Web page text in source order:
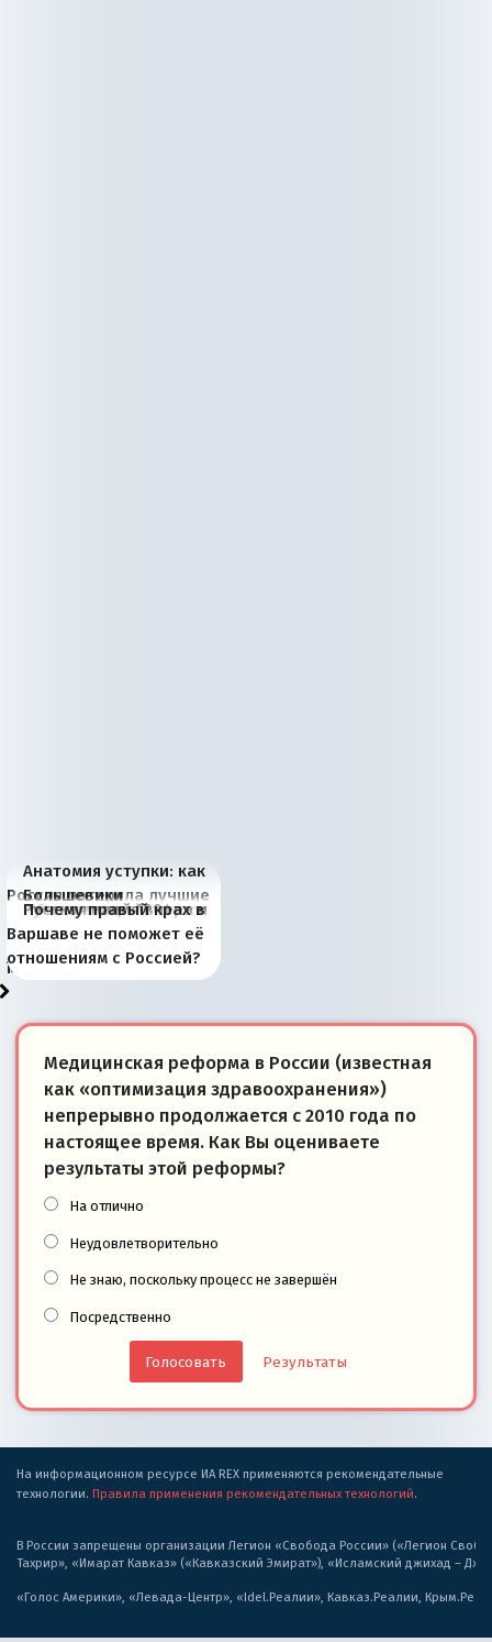
Анатомия уступки: как
Россия потеряла лучшие
рыбопромысловые
районы Баренцева
моря
Большевики
отличаются от «Яблока»
тем, что они -
победители
Киевская марионетка
Запада рассказала о
«переобувании» хозяев
В России назрели
перемены: 15 шагов к
суверенной экономике
Миграционный пожар
Европы
Россия начинает
сбрасывать балласт
Анкориджа
Россия зимой 1904
года: первые уступки во
внутренней политике
Русская нация вчера и
сегодня
Почему правый крах в
Варшаве не поможет её
отношениям с Россией?
Медицинская реформа в России (известная
как «оптимизация здравоохранения»)
непрерывно продолжается с 2010 года по
настоящее время. Как Вы оцениваете
результаты этой реформы?
На отлично
Неудовлетворительно
Не знаю, поскольку процесс не завершён
Посредственно
Результаты
На информационном ресурсе ИА REX применяются рекомендательные
технологии. Правила применения рекомендательных технологий.
В России запрещены организации Легион «Свобода России» («Легион
Тахрир», «Имарат Кавказ» («Кавказский Эмират»), «Исламский джихад –
«Голос Америки», «Левада-Центр», «Idel.Реалии», Кавказ.Реалии,